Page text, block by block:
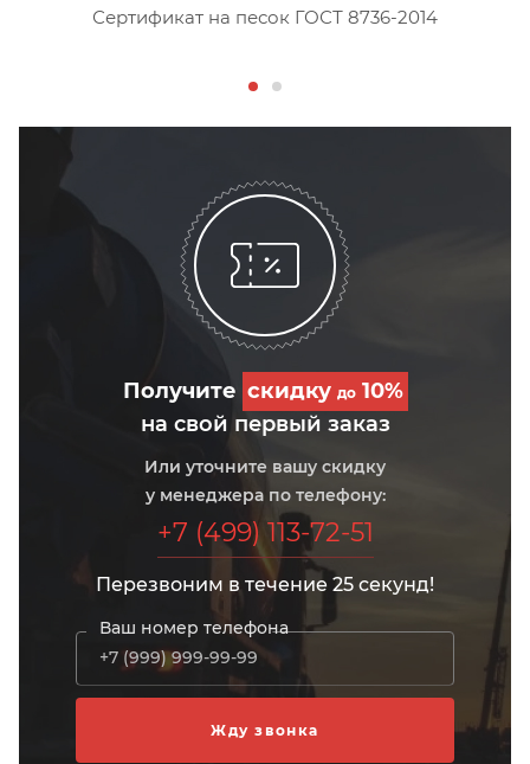
Сертификат на песок ГОСТ 8736-2014
Получите скидку до10%
на свой первый заказ
Или уточните вашу скидку
у менеджера по телефону:
+7 (499) 113-72-51
Перезвоним в течение 25 секунд!
Ваш номер телефона